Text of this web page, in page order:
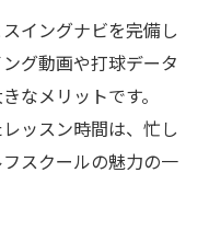
イングナビを完備し
グ動画や打球データ
なメリットです。
ッスン時間は、忙し
スクールの魅力の一